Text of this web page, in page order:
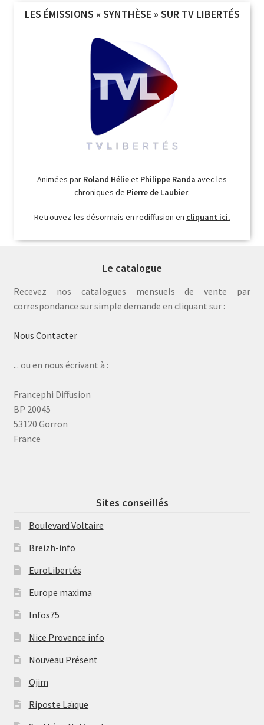
LES ÉMISSIONS « SYNTHÈSE » SUR TV LIBERTÉS
Animées par Roland Hélieet Philippe Randa avec les
chroniques de Pierre de Laubier.
Retrouvez-les désormais en rediffusion en cliquant ici.
Le catalogue
Recevez nos catalogues mensuels de vente par
correspondance sur simple demande en cliquant sur :
Nous Contacter
... ou en nous écrivant à :
Francephi Diffusion
BP 20045
53120 Gorron
France
Sites conseillés
Boulevard Voltaire
Breizh-info
EuroLibertés
Europe maxima
Infos75
Nice Provence info
Nouveau Présent
Ojim
Riposte Laïque